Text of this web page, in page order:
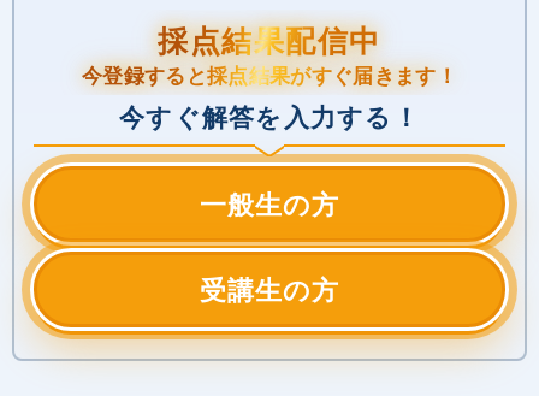
採点結果配信中
今登録すると採点結果がすぐ届きます！
今すぐ解答を入力する！
一般生の方
受講生の方